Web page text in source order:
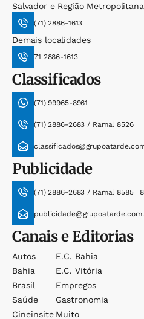
Salvador e Região Metropolitana
(71) 2886-1613
Demais localidades
71 2886-1613
Classificados
(71) 99965-8961
(71) 2886-2683 / Ramal 8526
Publicidade
(71) 2886-2683 / Ramal 8585 |
Canais e Editorias
Autos
Bahia
Brasil
Saúde
Cineinsite
E.c. Bahia
E.c. Vitória
Empregos
Gastronomia
Muito